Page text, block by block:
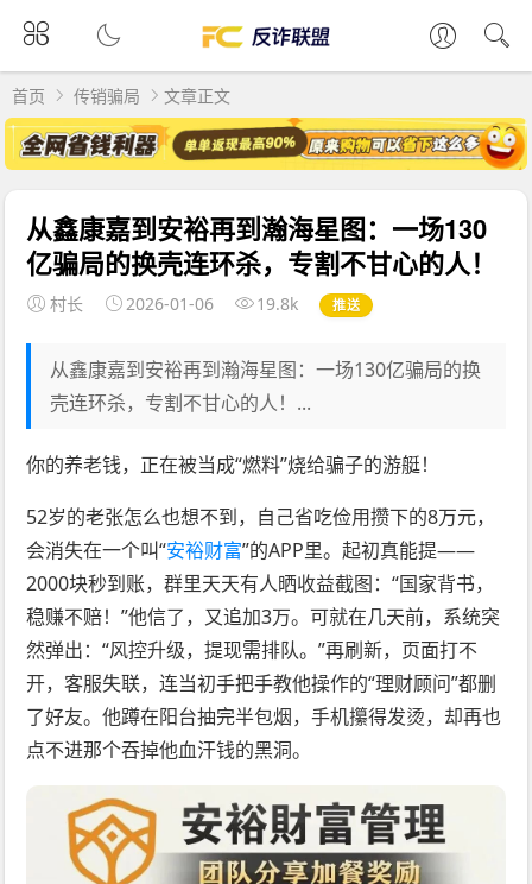
首页 传销骗局 文章正文
从鑫康嘉到安裕再到瀚海星图：一场130
亿骗局的换壳连环杀，专割不甘心的人！
村长 2026-01-06 19.8k 推送
从鑫康嘉到安裕再到瀚海星图：一场130亿骗局的换
壳连环杀，专割不甘心的人！...
你的养老钱，正在被当成“燃料”烧给骗子的游艇！
52岁的老张怎么也想不到，自己省吃俭用攒下的8万元，
会消失在一个叫“安裕财富”的APP里。起初真能提——
2000块秒到账，群里天天有人晒收益截图：“国家背书，
稳赚不赔！”他信了，又追加3万。可就在几天前，系统突
然弹出：“风控升级，提现需排队。”再刷新，页面打不
开，客服失联，连当初手把手教他操作的“理财顾问”都删
了好友。他蹲在阳台抽完半包烟，手机攥得发烫，却再也
点不进那个吞掉他血汗钱的黑洞。